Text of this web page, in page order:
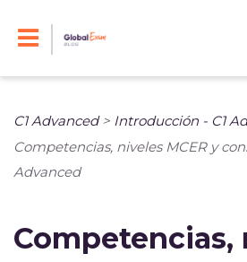
C1 Advanced> Introducción - C1
Competencias, niveles MCER y
Advanced
Competencias,